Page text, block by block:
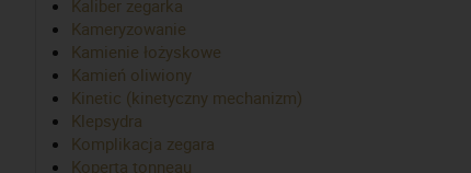
Kaliber zegarka
Kameryzowanie
Kamienie łożyskowe
Kamień oliwiony
Kinetic (kinetyczny mechanizm)
Klepsydra
Komplikacja zegara
Koperta tonneau